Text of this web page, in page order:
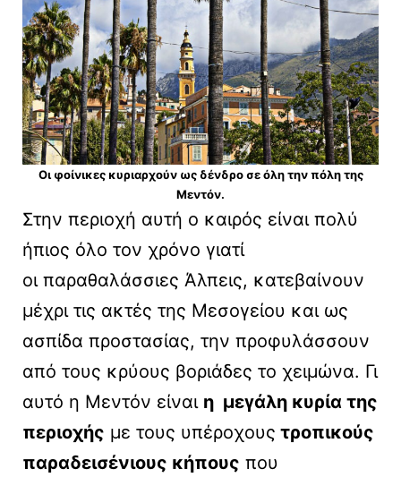
Οι φοίνικες κυριαρχούν ως δένδρο σε όλη την πόλη της
Μεντόν.
Στην περιοχή αυτή ο καιρός είναι πολύ
ήπιος όλο τον χρόνο γιατί
οι παραθαλάσσιες Άλπεις, κατεβαίνουν
μέχρι τις ακτές της Μεσογείου και ως
ασπίδα προστασίας, την προφυλάσσουν
από τους κρύους βοριάδες το χειμώνα. Γι
αυτό η Μεντόν είναι η μεγάλη κυρία της
περιοχής με τους υπέροχους τροπικούς
παραδεισένιους κήπους που